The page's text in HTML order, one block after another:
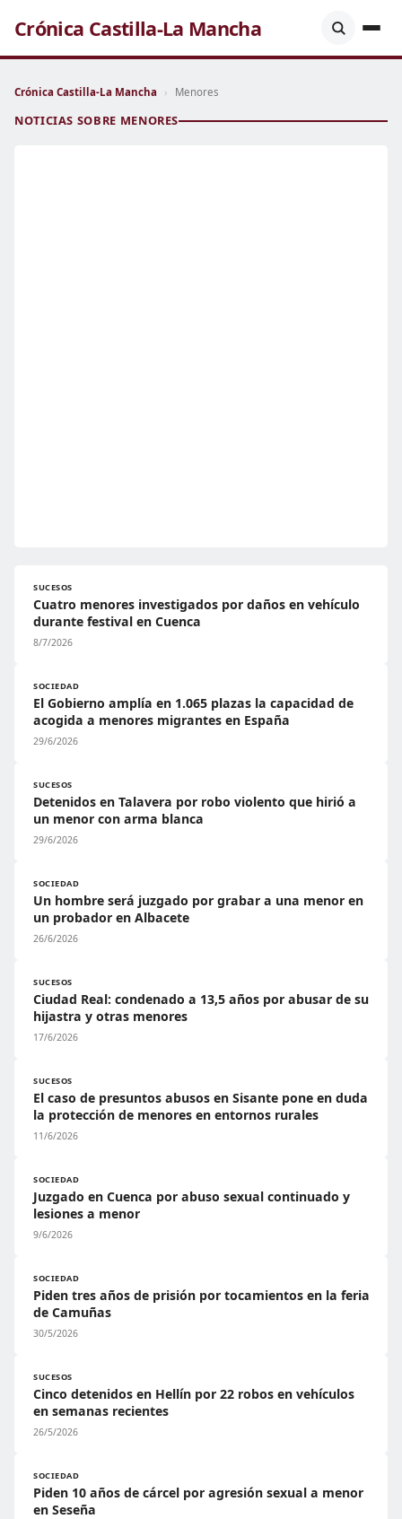
Crónica Castilla-La Mancha
Crónica Castilla-La Mancha › Menores
NOTICIAS SOBRE MENORES
SUCESOS
Cuatro menores investigados por daños en vehículo
durante festival en Cuenca
8/7/2026
SOCIEDAD
El Gobierno amplía en 1.065 plazas la capacidad de
acogida a menores migrantes en España
29/6/2026
SUCESOS
Detenidos en Talavera por robo violento que hirió a
un menor con arma blanca
29/6/2026
SOCIEDAD
Un hombre será juzgado por grabar a una menor en
un probador en Albacete
26/6/2026
SUCESOS
Ciudad Real: condenado a 13,5 años por abusar de su
hijastra y otras menores
17/6/2026
SUCESOS
El caso de presuntos abusos en Sisante pone en duda
la protección de menores en entornos rurales
11/6/2026
SOCIEDAD
Juzgado en Cuenca por abuso sexual continuado y
lesiones a menor
9/6/2026
SOCIEDAD
Piden tres años de prisión por tocamientos en la feria
de Camuñas
30/5/2026
SUCESOS
Cinco detenidos en Hellín por 22 robos en vehículos
en semanas recientes
26/5/2026
SOCIEDAD
Piden 10 años de cárcel por agresión sexual a menor
en Seseña